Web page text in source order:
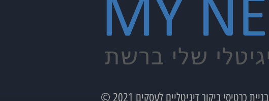
בניית כרטיסי ביקור דיגיטליים לעסקים 2021 ©